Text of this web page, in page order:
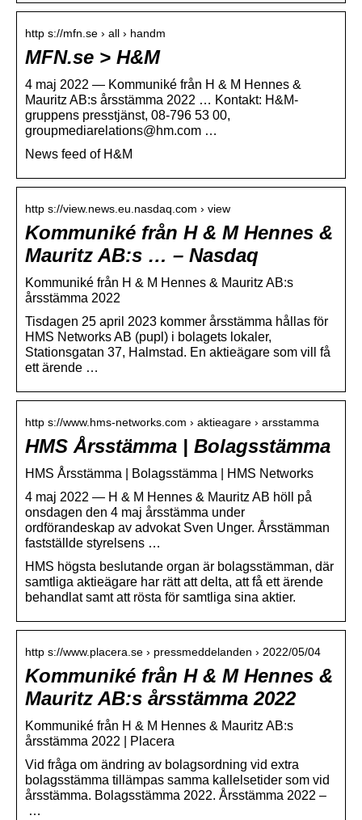
http s://mfn.se › all › handm
MFN.se > H&M
4 maj 2022 — Kommuniké från H & M Hennes &
Mauritz AB:s årsstämma 2022 … Kontakt: H&M-
gruppens presstjänst, 08-796 53 00,
groupmediarelations@hm.com …
News feed of H&M
http s://view.news.eu.nasdaq.com › view
Kommuniké från H & M Hennes &
Mauritz AB:s … – Nasdaq
Kommuniké från H & M Hennes & Mauritz AB:s
årsstämma 2022
Tisdagen 25 april 2023 kommer årsstämma hållas för
HMS Networks AB (pupl) i bolagets lokaler,
Stationsgatan 37, Halmstad. En aktieägare som vill få
ett ärende …
http s://www.hms-networks.com › aktieagare › arsstamma
HMS Årsstämma | Bolagsstämma
HMS Årsstämma | Bolagsstämma | HMS Networks
4 maj 2022 — H & M Hennes & Mauritz AB höll på
onsdagen den 4 maj årsstämma under
ordförandeskap av advokat Sven Unger. Årsstämman
fastställde styrelsens …
HMS högsta beslutande organ är bolagsstämman, där
samtliga aktieägare har rätt att delta, att få ett ärende
behandlat samt att rösta för samtliga sina aktier.
http s://www.placera.se › pressmeddelanden › 2022/05/04
Kommuniké från H & M Hennes &
Mauritz AB:s årsstämma 2022
Kommuniké från H & M Hennes & Mauritz AB:s
årsstämma 2022 | Placera
Vid fråga om ändring av bolagsordning vid extra
bolagsstämma tillämpas samma kallelsetider som vid
årsstämma. Bolagsstämma 2022. Årsstämma 2022 –
…